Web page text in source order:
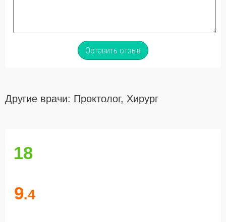
Оставить отзыв
Другие врачи: Проктолог, Хирург
18
9.4